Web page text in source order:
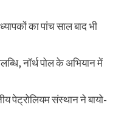
का पांच साल बाद भी
नॉर्थ पोल के अभियान में
पेट्रोलियम संस्थान ने बायो-